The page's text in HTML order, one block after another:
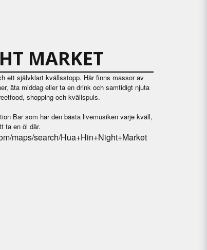
MARKET
ett självklart kvällsstopp. Här finns massor av
äta middag eller ta en drink och samtidigt njuta
shopping och kvällspuls.
Bar som har den bästa livemusiken varje kväll,
ta en öl där.
maps/search/Hua+Hin+Night+Market